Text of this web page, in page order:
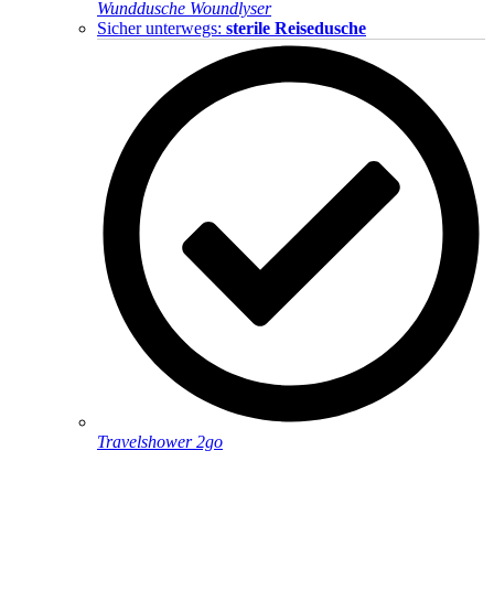
Wunddusche Woundlyser
Sicher unterwegs: sterile Reisedusche
Travelshower 2go